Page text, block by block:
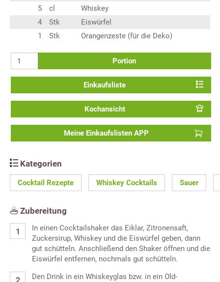
5
cl
Whiskey
4
Stk
Eiswürfel
1
Stk Orangenzeste (für die Deko)
Portion
Einkaufsliste
Kochansicht
Meine Einkaufslisten APP
Kategorien
Cocktail Rezepte Whiskey Cocktails Sauer
Zubereitung
In einen Cocktailshaker das Eiklar, Zitronensaft,
Zuckersirup, Whiskey und die Eiswürfel geben, dann
gut schütteln. Anschließend den Shaker öffnen und die
Eiswürfel entfernen, nochmals gut schütteln.
Den Drink in ein Whiskeyglas bzw. in ein Old-